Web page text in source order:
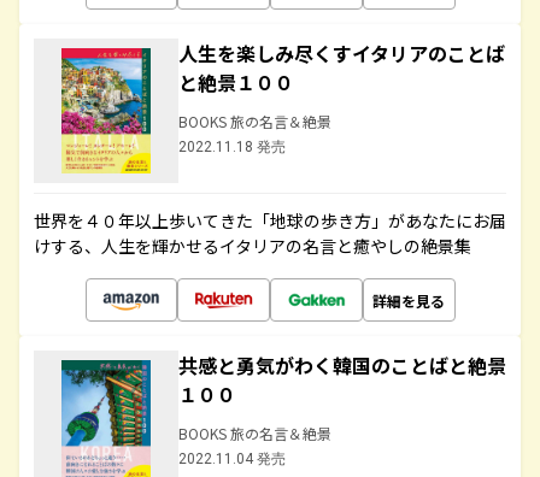
人生を楽しみ尽くすイタリアのことば
と絶景１００
BOOKS 旅の名言＆絶景
2022.11.18 発売
世界を４０年以上歩いてきた「地球の歩き方」があなたにお届
けする、人生を輝かせるイタリアの名言と癒やしの絶景集
詳細を見る
共感と勇気がわく韓国のことばと絶景
１００
BOOKS 旅の名言＆絶景
2022.11.04 発売